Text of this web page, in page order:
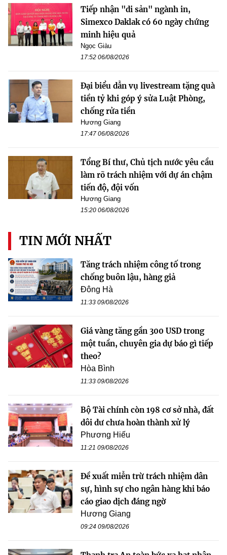
Tiếp nhận "di sản" ngành in,
Simexco Daklak có 60 ngày chứng
minh hiệu quả
Ngọc Giàu
17:52 06/08/2026
Đại biểu dẫn vụ livestream tặng quà
tiền tỷ khi góp ý sửa Luật Phòng,
chống rửa tiền
Hương Giang
17:47 06/08/2026
Tổng Bí thư, Chủ tịch nước yêu cầu
làm rõ trách nhiệm với dự án chậm
tiến độ, đội vốn
Hương Giang
15:20 06/08/2026
TIN MỚI NHẤT
Tăng trách nhiệm công tố trong
chống buôn lậu, hàng giả
Đông Hà
11:33 09/08/2026
Giá vàng tăng gần 300 USD trong
một tuần, chuyên gia dự báo gì tiếp
theo?
Hòa Bình
11:33 09/08/2026
Bộ Tài chính còn 198 cơ sở nhà, đất
dôi dư chưa hoàn thành xử lý
Phương Hiếu
11:21 09/08/2026
Đề xuất miễn trừ trách nhiệm dân
sự, hình sự cho ngân hàng khi báo
cáo giao dịch đáng ngờ
Hương Giang
09:24 09/08/2026